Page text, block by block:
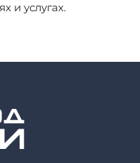
и услугах.